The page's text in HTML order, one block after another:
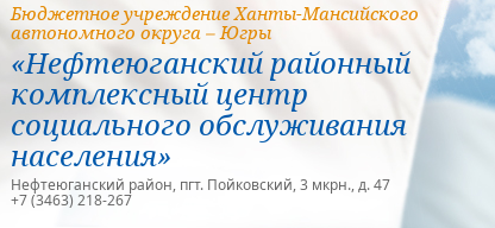
Бюджетное учреждение Ханты-Мансийского
автономного округа – Югры
«Нефтеюганский районный
комплексный центр
социального обслуживания
населения»
Нефтеюганский район, пгт. Пойковский, 3 мкрн., д. 47
+7 (3463) 218-267